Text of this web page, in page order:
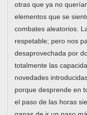
otras que ya no
elementos que se
combates aleatorios.
respetable; pero nos
desaprovechada por
totalmente las
novedades
porque desprende en
el paso de las horas